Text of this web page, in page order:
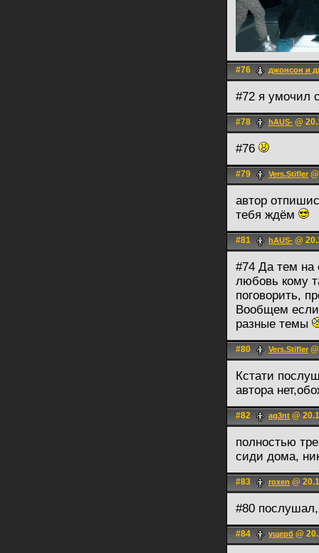
#76 джонсон и
#72 я умочил
#78 hAUS- @
#76
#79 Vers.Stifler
автор
тебя ждём
#81 hAUS- @
#74 Да тем на
любовь кому
поговорить,
Вообщем если
разные темы
#80 Vers.Stifler
Кстати
автора
#82 ag3nt @
полностью
сиди дома,
#83 roxen @
#80
#84 ущерб @